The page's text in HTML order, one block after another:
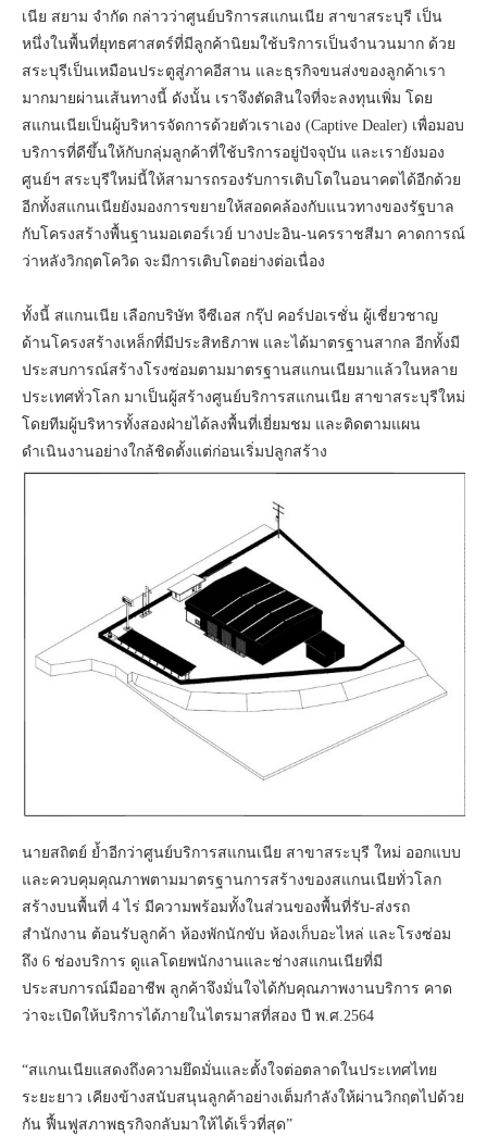
เนีย สยาม จำกัด กล่าวว่าศูนย์บริการสแกนเนีย สาขาสระบุรี เป็น
หนึ่งในพื้นที่ยุทธศาสตร์ที่มีลูกค้านิยมใช้บริการเป็นจำนวนมาก ด้วย
สระบุรีเป็นเหมือนประตูสู่ภาคอีสาน และธุรกิจขนส่งของลูกค้าเรา
มากมายผ่านเส้นทางนี้ ดังนั้น เราจึงตัดสินใจที่จะลงทุนเพิ่ม โดย
สแกนเนียเป็นผู้บริหารจัดการด้วยตัวเราเอง (Captive Dealer) เพื่อมอบ
บริการที่ดีขึ้นให้กับกลุ่มลูกค้าที่ใช้บริการอยู่ปัจจุบัน และเรายังมอง
ศูนย์ฯ สระบุรีใหม่นี้ให้สามารถรองรับการเติบโตในอนาคตได้อีกด้วย
อีกทั้งสแกนเนียยังมองการขยายให้สอดคล้องกับแนวทางของรัฐบาล
กับโครงสร้างพื้นฐานมอเตอร์เวย์ บางปะอิน-นครราชสีมา คาดการณ์
ว่าหลังวิกฤตโควิด จะมีการเติบโตอย่างต่อเนื่อง
ทั้งนี้ สแกนเนีย เลือกบริษัท จีซีเอส กรุ๊ป คอร์ปอเรชั่น ผู้เชี่ยวชาญ
ด้านโครงสร้างเหล็กที่มีประสิทธิภาพ และได้มาตรฐานสากล อีกทั้งมี
ประสบการณ์สร้างโรงซ่อมตามมาตรฐานสแกนเนียมาแล้วในหลาย
ประเทศทั่วโลก มาเป็นผู้สร้างศูนย์บริการสแกนเนีย สาขาสระบุรีใหม่
โดยทีมผู้บริหารทั้งสองฝ่ายได้ลงพื้นที่เยี่ยมชม และติดตามแผน
ดำเนินงานอย่างใกล้ชิดตั้งแต่ก่อนเริ่มปลูกสร้าง
นายสถิตย์ ย้ำอีกว่าศูนย์บริการสแกนเนีย สาขาสระบุรี ใหม่ ออกแบบ
และควบคุมคุณภาพตามมาตรฐานการสร้างของสแกนเนียทั่วโลก
สร้างบนพื้นที่ 4 ไร่ มีความพร้อมทั้งในส่วนของพื้นที่รับ-ส่งรถ
สำนักงาน ต้อนรับลูกค้า ห้องพักนักขับ ห้องเก็บอะไหล่ และโรงซ่อม
ถึง 6 ช่องบริการ ดูแลโดยพนักงานและช่างสแกนเนียที่มี
ประสบการณ์มืออาชีพ ลูกค้าจึงมั่นใจได้กับคุณภาพงานบริการ คาด
ว่าจะเปิดให้บริการได้ภายในไตรมาสที่สอง ปี พ.ศ.2564
“สแกนเนียแสดงถึงความยึดมั่นและตั้งใจต่อตลาดในประเทศไทย
ระยะยาว เคียงข้างสนับสนุนลูกค้าอย่างเต็มกำลังให้ผ่านวิกฤตไปด้วย
กัน ฟื้นฟูสภาพธุรกิจกลับมาให้ได้เร็วที่สุด”